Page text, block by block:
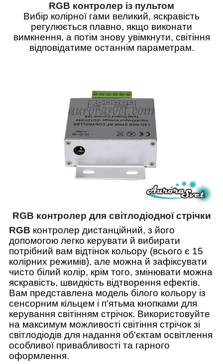
RGB контролер із пультом
Вибір колірної гами великий, яскравість
регулюється плавно, якщо виконати
вимкнення, а потім знову увімкнути, світіння
відповідатиме останнім параметрам.
RGB контролер для світлодіодної стрічки
RGB контролер дистанційний, з його
допомогою легко керувати й вибирати
потрібний вам відтінок кольору (всього є 15
колірних режимів), але можна й зафіксувати
чисто білий колір, крім того, змінювати можна
яскравість, швидкість відтворення ефектів.
Вам представлена модель білого кольору із
сенсорним кільцем і п'ятьма кнопками для
керування світінням стрічок. Використовуйте
на максимум можливості світіння стрічок зі
світлодіодів для надання об'єктам освітлення
особливої привабливості та гарного
оформлення.